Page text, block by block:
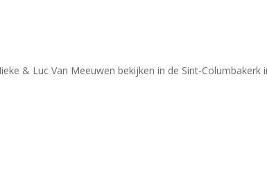
& Luc Van Meeuwen bekijken in de Sint-Columbakerk